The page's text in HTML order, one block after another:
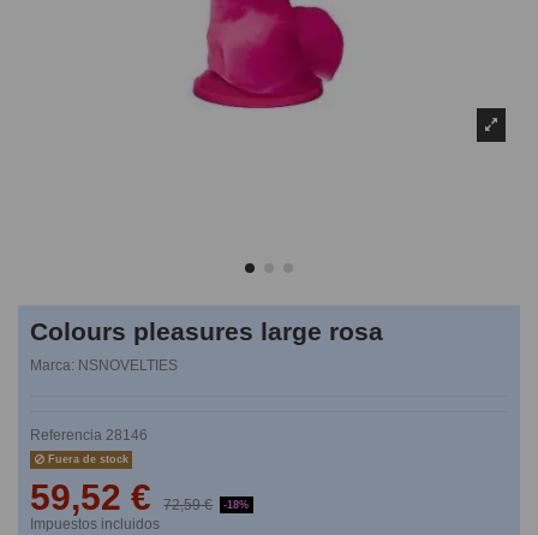
Colours pleasures large rosa
Marca: NSNOVELTIES
Referencia 28146
Fuera de stock
59,52 € 72,59 € -18%
Impuestos incluidos